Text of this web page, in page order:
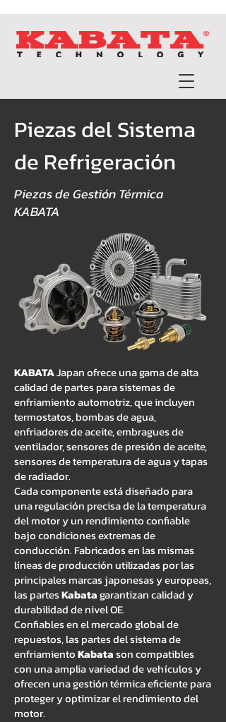
Piezas del Sistema
de Refrigeración
Piezas de Gestión Térmica
KABATA
KABATAJapan ofrece una gama de alta
calidad de partes para sistemas de
enfriamiento automotriz, que incluyen
termostatos, bombas de agua,
enfriadores de aceite, embragues de
ventilador, sensores de presión de aceite,
sensores de temperatura de agua y tapas
de radiador.
Cada componente está diseñado para
una regulación precisa de la temperatura
del motor y un rendimiento confiable
bajo condiciones extremas de
conducción. Fabricados en las mismas
líneas de producción utilizadas por las
principales marcas japonesas y europeas,
las partesKabatagarantizan calidad y
durabilidad de nivel OE.
Confiables en el mercado global de
repuestos, las partes del sistema de
enfriamientoKabatason compatibles
con una amplia variedad de vehículos y
ofrecen una gestión térmica eficiente para
proteger y optimizar el rendimiento del
motor.